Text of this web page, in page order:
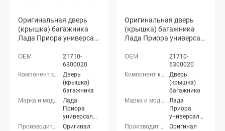
Оригинальная дверь
(крышка) багажника
Лада Приора универсал
21710-
6300020
Дверь
(крышка)
багажника
Лада
Приора
универсал
(ВАЗ 2171)
Оригинал
Оригинальная дверь
(крышка) багажника
Лада Приора универсал
21710-
6300020
Дверь
(крышка)
багажника
Лада
Приора
универсал
(ВАЗ 2171)
Оригинал